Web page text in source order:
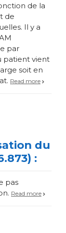
de la
de
Il y a
par
patient vient
soit en
Read more
du
:
pas
Read more